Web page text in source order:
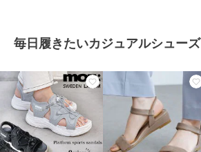
毎日履きたいカジュアルシューズ